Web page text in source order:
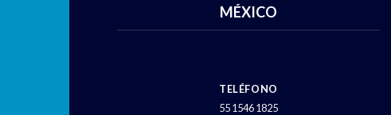
MÉXICO
TELÉFONO
55 1546 1825